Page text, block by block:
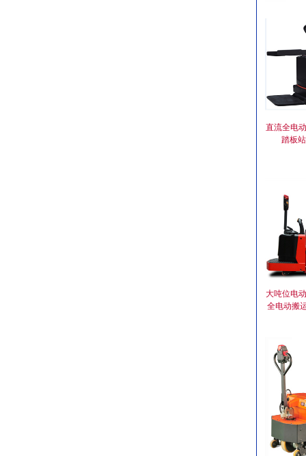
直流全电
踏板
大吨位电
全电动搬